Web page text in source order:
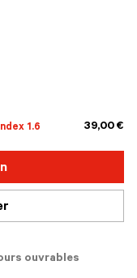
1.6 39,00 €
ouvrables